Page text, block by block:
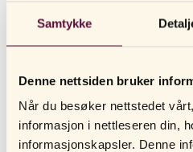
Samtykke
Denne nettsiden bruker
Når du besøker nettstedet
informasjon i nettleseren din,
informasjonskapsler. Denne
ANDRE LESTE OGSÅ
produsert på en etisk måte?
Kan man bruke alle slags